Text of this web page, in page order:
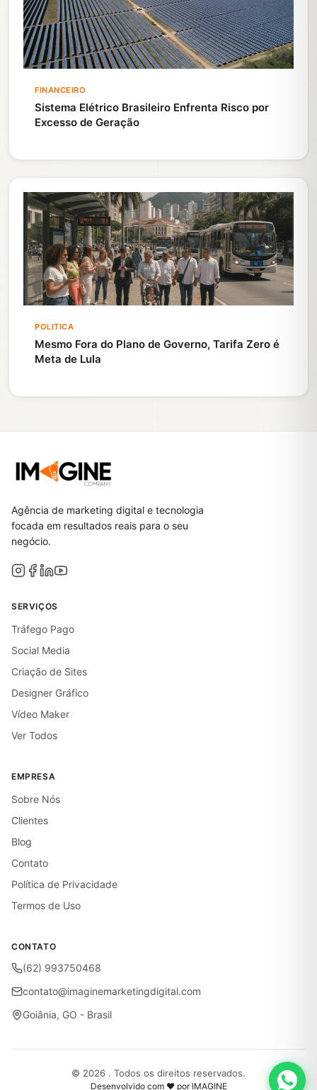
FINANCEIRO
Sistema Elétrico Brasileiro Enfrenta Risco por
Excesso de Geração
POLITICA
Mesmo Fora do Plano de Governo, Tarifa Zero é
Meta de Lula
Agência de marketing digital e tecnologia
focada em resultados reais para o seu
negócio.
SERVIÇOS
Tráfego Pago
Social Media
Criação de Sites
Designer Gráfico
Vídeo Maker
Ver Todos
EMPRESA
Sobre Nós
Clientes
Blog
Contato
Política de Privacidade
Termos de Uso
CONTATO
(62) 993750468
contato@imaginemarketingdigital.com
Goiânia, GO - Brasil
© 2026 . Todos os direitos reservados.
Desenvolvido com ♥ por IMAGINE